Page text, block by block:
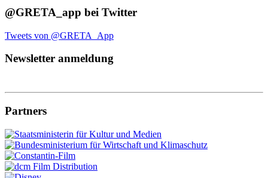
@GRETA_app bei Twitter
Tweets von @GRETA_App
Newsletter anmeldung
Partners